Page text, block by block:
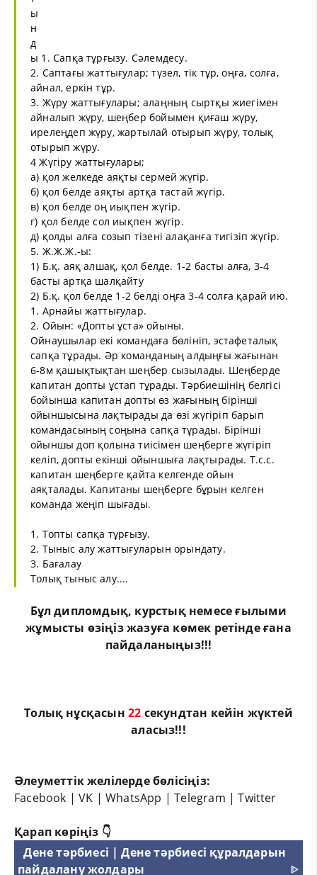
ы
н
д
ы 1. Сапқа тұрғызу. Сәлемдесу.
2. Саптағы жаттығулар; түзел, тік тұр, оңға, солға,
айнал, еркін тұр.
3. Жүру жаттығулары; алаңның сыртқы жиегімен
айналып жүру, шеңбер бойымен қиғаш жүру,
ирелеңдеп жүру, жартылай отырып жүру, толық
отырып жүру.
4 Жүгіру жаттығулары;
а) қол желкеде аяқты сермей жүгір.
б) қол белде аяқты артқа тастай жүгір.
в) қол белде оң иықпен жүгір.
г) қол белде сол иықпен жүгір.
д) қолды алға созып тізені алақанға тигізіп жүгір.
5. Ж.Ж.Ж.-ы:
1) Б.қ. аяқ алшақ, қол белде. 1-2 басты алға, 3-4
басты артқа шалқайту
2) Б.қ. қол белде 1-2 белді оңға 3-4 солға қарай ию.
1. Арнайы жаттығулар.
2. Ойын: «Допты ұста» ойыны.
Ойнаушылар екі командаға бөлініп, эстафеталық
сапқа тұрады. Әр команданың алдыңғы жағынан
6-8м қашықтықтан шеңбер сызылады. Шеңберде
капитан допты ұстап тұрады. Тәрбиешінің белгісі
бойынша капитан допты өз жағының бірінші
ойыншысына лақтырады да өзі жүгіріп барып
командасының соңына сапқа тұрады. Бірінші
ойыншы доп қолына тиісімен шеңберге жүгіріп
келіп, допты екінші ойыншыға лақтырады. Т.с.с.
капитан шеңберге қайта келгенде ойын
аяқталады. Капитаны шеңберге бұрын келген
команда жеңіп шығады.
1. Топты сапқа тұрғызу.
2. Тыныс алу жаттығуларын орындату.
3. Бағалау
Толық тыныс алу....
Бұлдипломдық, курстықнемесеғылыми
жұмысты өзіңіз жазуға көмек ретінде ғана
пайдаланыңыз!!!
Толық нұсқасын21 секундтан кейін жүктей
аласыз!!!
Әлеуметтік желілерде бөлісіңіз:
Facebook |VK |WhatsApp |Telegram |Twitter
Қарап көріңіз 👇
Дене тәрбиесі | Дене тәрбиесі құралдарын
пайдалану жолдары
ᐈ